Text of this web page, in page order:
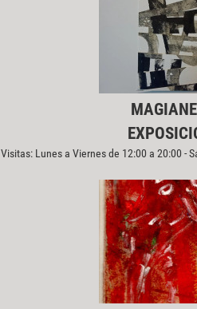
Visitas: Lunes a Viernes de 12:00 a 20:00 -